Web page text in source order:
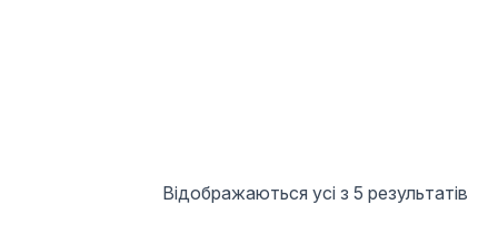
Відображаються усі з 5 результатів